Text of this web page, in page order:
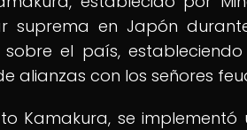
suprema en Japón
el país,
alianzas con los señores
Kamakura, se